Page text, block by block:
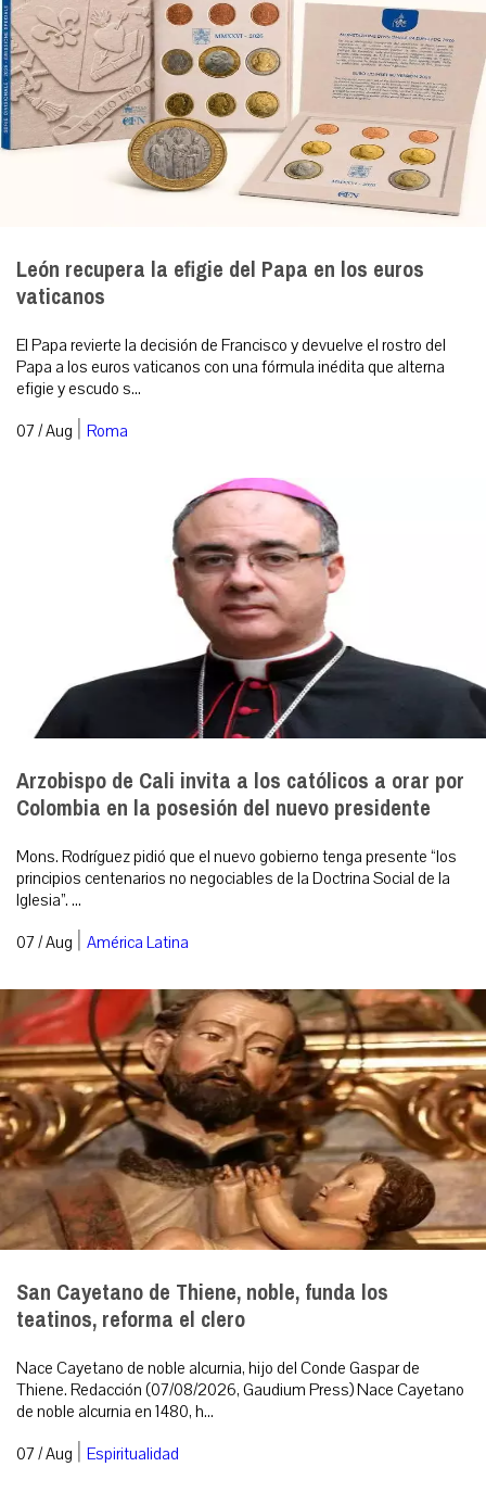
León recupera la efigie del Papa en los euros
vaticanos
El Papa revierte la decisión de Francisco y devuelve el rostro del
Papa a los euros vaticanos con una fórmula inédita que alterna
efigie y escudo s...
07 / Aug | Roma
Arzobispo de Cali invita a los católicos a orar por
Colombia en la posesión del nuevo presidente
Mons. Rodríguez pidió que el nuevo gobierno tenga presente “los
principios centenarios no negociables de la Doctrina Social de la
Iglesia”. ...
07 / Aug | América Latina
San Cayetano de Thiene, noble, funda los
teatinos, reforma el clero
Nace Cayetano de noble alcurnia, hijo del Conde Gaspar de
Thiene. Redacción (07/08/2026, Gaudium Press) Nace Cayetano
de noble alcurnia en 1480, h...
07 / Aug | Espiritualidad